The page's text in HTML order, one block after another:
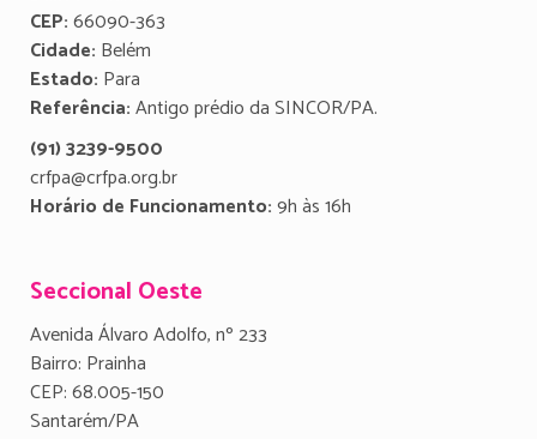
CEP:66090-363
Cidade: Belém
Estado: Para
Referência:Antigo prédio da SINCOR/PA.
(91) 3239-9500
crfpa@crfpa.org.br
Horário de Funcionamento:9h às 16h
Seccional Oeste
Avenida Álvaro Adolfo, nº 233
Bairro: Prainha
CEP: 68.005-150
Santarém/PA